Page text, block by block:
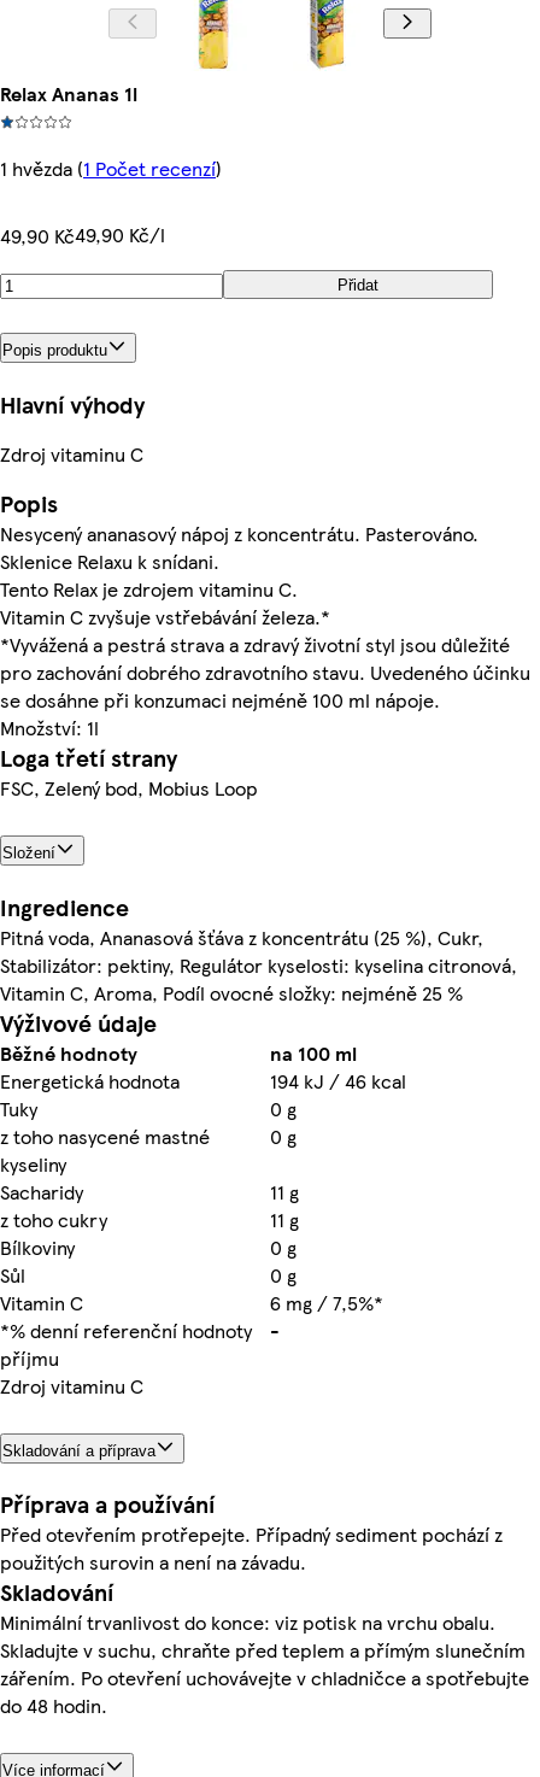
Relax Ananas 1l
1 hvězda (1 Počet recenzí)
49,90 Kč49,90 Kč/l
Přidat
Popis produktu
Hlavní výhody
Zdroj vitaminu C
Popis
Nesycený ananasový nápoj z koncentrátu. Pasterováno.
Sklenice Relaxu k snídani.
Tento Relax je zdrojem vitaminu C.
Vitamin C zvyšuje vstřebávání železa.*
*Vyvážená a pestrá strava a zdravý životní styl jsou důležité
pro zachování dobrého zdravotního stavu. Uvedeného účinku
se dosáhne při konzumaci nejméně 100 ml nápoje.
Množství: 1l
Loga třetí strany
FSC, Zelený bod, Mobius Loop
Složení
Ingredience
Pitná voda, Ananasová šťáva z koncentrátu (25 %), Cukr,
Stabilizátor: pektiny, Regulátor kyselosti: kyselina citronová,
Vitamin C, Aroma, Podíl ovocné složky: nejméně 25 %
Výživové údaje
Běžné hodnoty
na 100 ml
Energetická hodnota
194 kJ / 46 kcal
Tuky
0 g
z toho nasycené mastné
kyseliny
0 g
Sacharidy
11 g
z toho cukry
11 g
Bílkoviny
0 g
Sůl
0 g
Vitamin C
6 mg / 7,5%*
*% denní referenční hodnoty
příjmu
-
Zdroj vitaminu C
Skladování a příprava
Příprava a používání
Před otevřením protřepejte. Případný sediment pochází z
použitých surovin a není na závadu.
Skladování
Minimální trvanlivost do konce: viz potisk na vrchu obalu.
Skladujte v suchu, chraňte před teplem a přímým slunečním
zářením. Po otevření uchovávejte v chladničce a spotřebujte
do 48 hodin.
Více informací